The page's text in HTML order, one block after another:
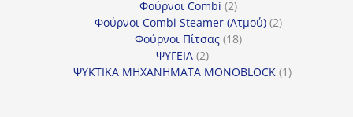
προϊόντα
Φούρνοι Combi 22
προϊόντα
Φούρνοι Combi Steamer (Ατμού) 22
Φούρνοι Πίτσας 1818
ΨΥΓΕΙΑ 22
προϊόντα
ΨΥΚΤΙΚΑ ΜΗΧΑΝΗΜΑΤΑ MONOBLOCK 11